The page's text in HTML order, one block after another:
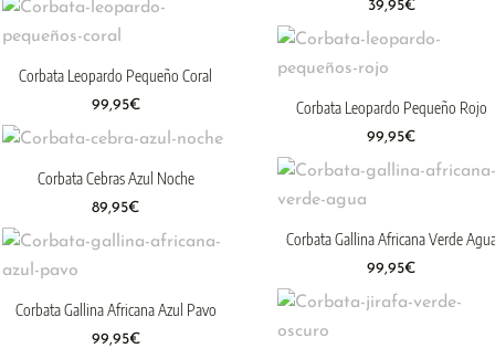
39,95€
Corbata Leopardo Pequeño Coral
99,95€ Corbata Leopardo Pequeño Rojo
99,95€
Corbata Cebras Azul Noche
89,95€
Corbata Gallina Africana Verde
99,95€
Corbata Gallina Africana Azul Pavo
99,95€